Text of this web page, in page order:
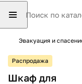
Эвакуация и
Распродажа
Шкаф для